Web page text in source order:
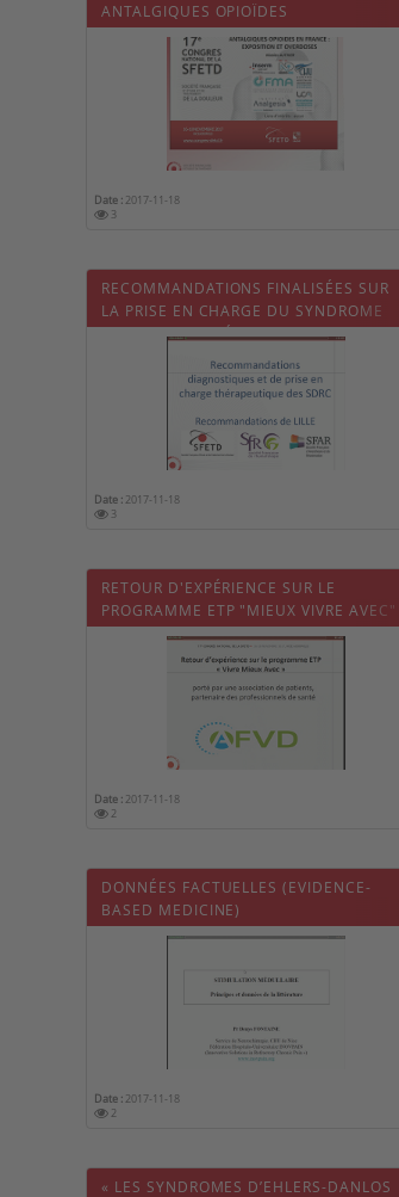
ANTALGIQUES OPIOÏDES
Date : 2017-11-18
3
RECOMMANDATIONS FINALISÉES SUR
LA PRISE EN CHARGE DU SYNDROME
DOULOUREUX RÉGIONAL COMPLEXE
Date : 2017-11-18
3
RETOUR D'EXPÉRIENCE SUR LE
PROGRAMME ETP "MIEUX VIVRE AVEC"
Date : 2017-11-18
2
DONNÉES FACTUELLES (EVIDENCE-
BASED MEDICINE)
Date : 2017-11-18
2
« LES SYNDROMES D’EHLERS-DANLOS